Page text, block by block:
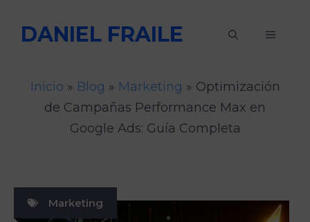
DANIEL FRAILE MENÚ
Inicio » Blog » Marketing » Optimización
de Campañas Performance Max en
Google Ads: Guía Completa
Marketing